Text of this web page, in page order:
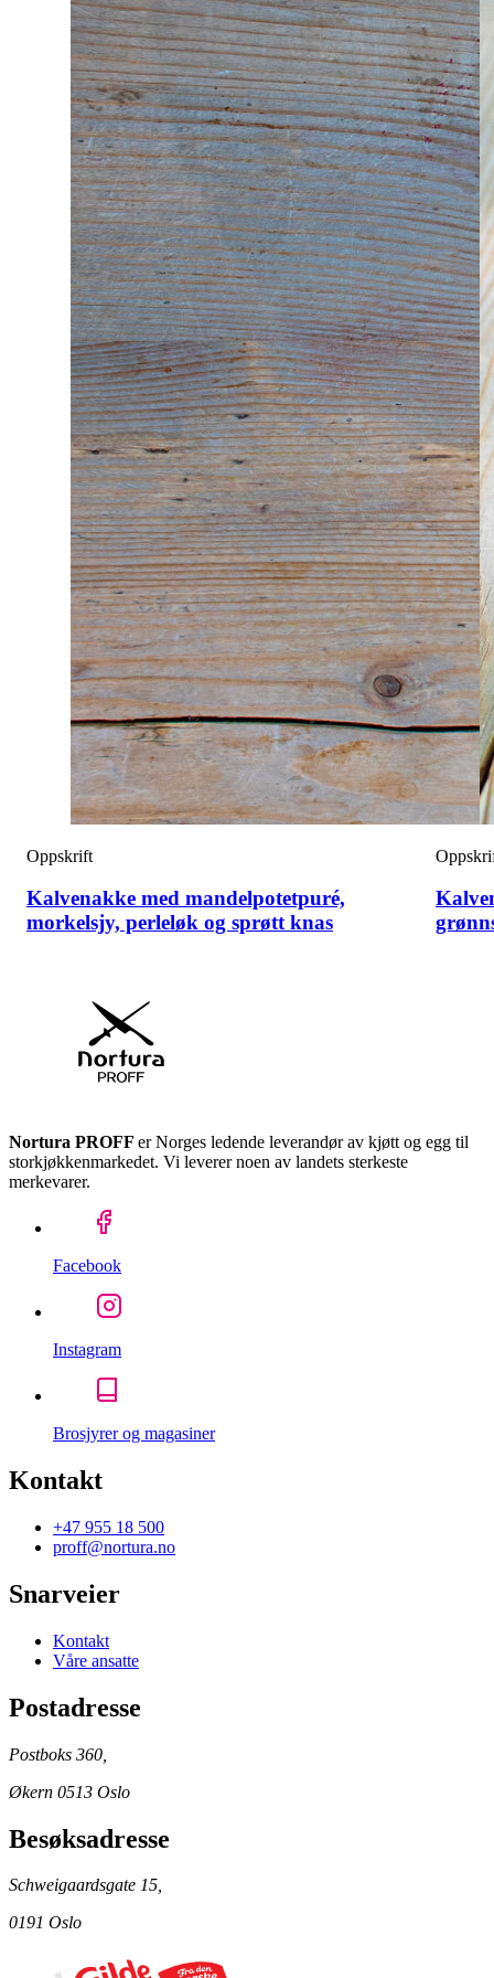
Oppskrift
Kalvenakke med mandelpotetpuré,
morkelsjy, perleløk og sprøtt knas
Nortura PROFF er Norges ledende leverandør av kjøtt og egg til
storkjøkkenmarkedet. Vi leverer noen av landets sterkeste
merkevarer.
Facebook
Instagram
Brosjyrer og magasiner
Kontakt
+47 955 18 500
proff@nortura.no
Snarveier
Kontakt
Våre ansatte
Postadresse
Postboks 360,
Økern 0513 Oslo
Besøksadresse
Schweigaardsgate 15,
0191 Oslo